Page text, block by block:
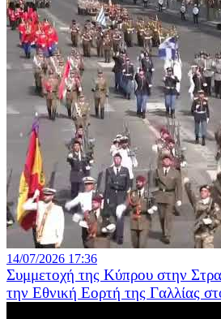
14/07/2026 17:36
Συμμετοχή της Κύπρου στην
την Εθνική Εορτή της Γαλλίας